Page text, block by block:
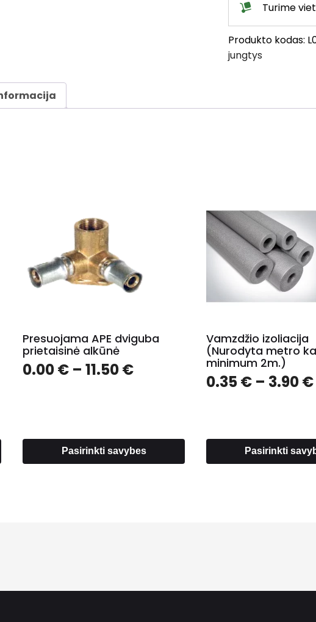
Turime
Produkto kodas:
jungtys
Presuojama APE dviguba
prietaisinė alkūnė
0.00€ – 11.50€Price
Pasirinkti savybes
Vamzdžio izoliacija
(Nurodyta metro
minimum 2m.)
0.35€ – 3.90€
Pasirinkti